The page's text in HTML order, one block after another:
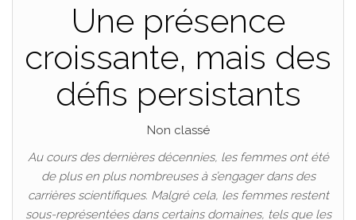
Une présence
croissante, mais des
défis persistants
Non classé
Au cours des dernières décennies, les femmes ont été
de plus en plus nombreuses à s’engager dans des
carrières scientifiques. Malgré cela, les femmes restent
sous-représentées dans certains domaines, tels que les